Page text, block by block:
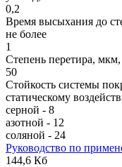
0,2
Время высыхания до
не более
1
Степень перетира,
50
Стойкость системы
статическому
серной - 8
азотной - 12
соляной - 24
Руководство по
144,6 Кб